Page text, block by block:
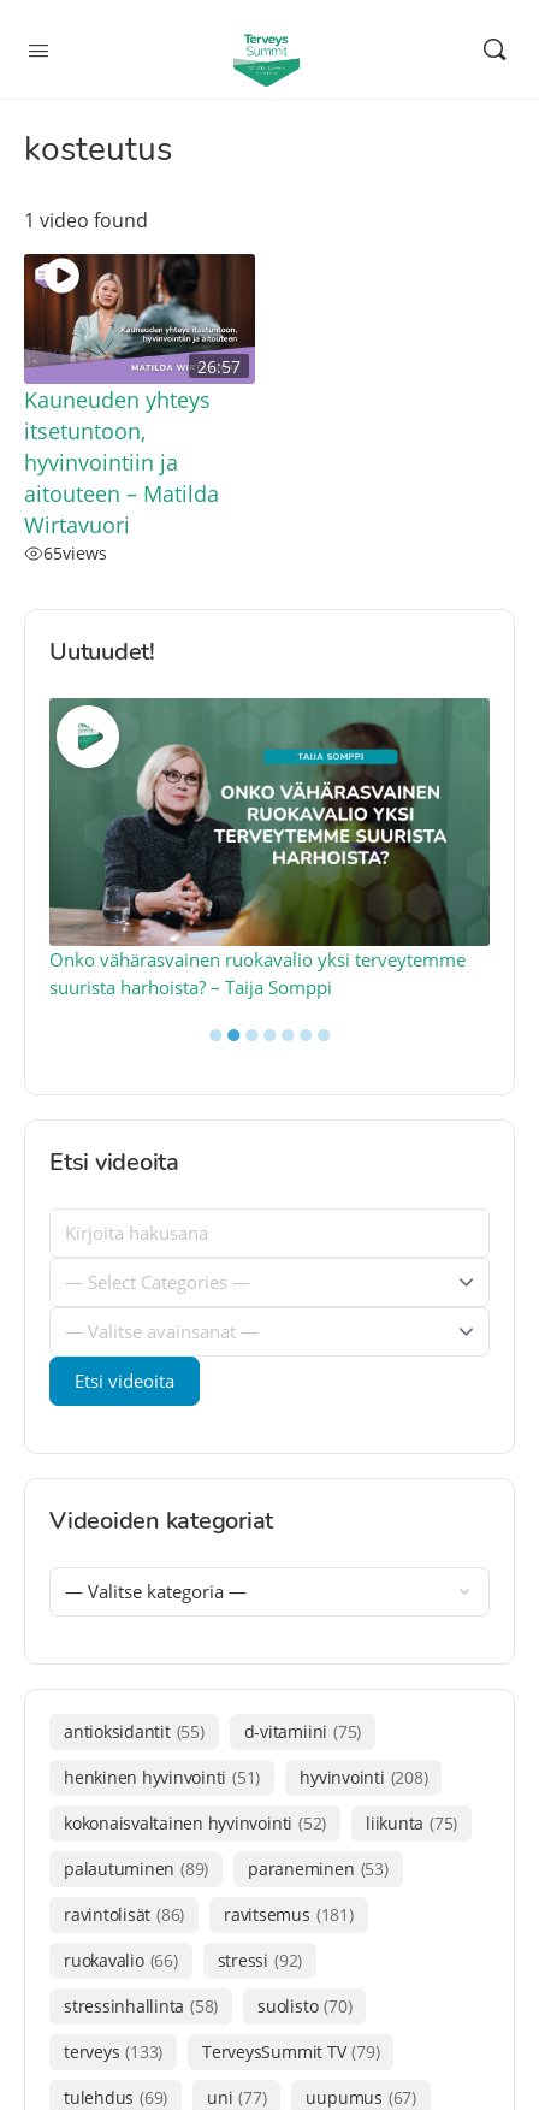
kosteutus
1 video found
26:57
Kauneuden yhteys
itsetuntoon,
hyvinvointiin ja
aitouteen – Matilda
Wirtavuori
65views
Uutuudet!
Onko vähärasvainen ruokavalio yksi terveytemme
suurista harhoista? – Taija Somppi
●●●●●●●
Etsi videoita
Videoiden kategoriat
antioksidantit (55) d-vitamiini (75)
henkinen hyvinvointi (51) hyvinvointi (208)
kokonaisvaltainen hyvinvointi (52) liikunta (75)
palautuminen (89) paraneminen (53)
ravintolisät (86) ravitsemus (181)
ruokavalio (66) stressi (92)
stressinhallinta (58) suolisto (70)
terveys (133) TerveysSummit TV (79)
tulehdus (69) uni (77) uupumus (67)